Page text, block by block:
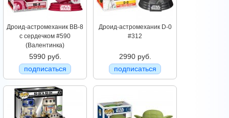
Дроид-астромеханик BB-8
с сердечком #590
(Валентинка)
5990 руб.
подписаться
Дроид-астромеханик D-0
#312
2990 руб.
подписаться